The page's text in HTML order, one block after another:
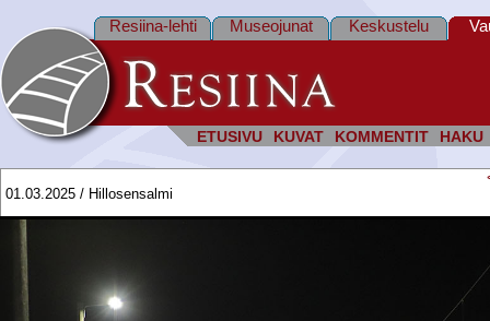
ETUSIVU KUVAT KOMMENTIT HAKU
Resiina-lehti Museojunat Keskustelu
01.03.2025 / Hillosensalmi